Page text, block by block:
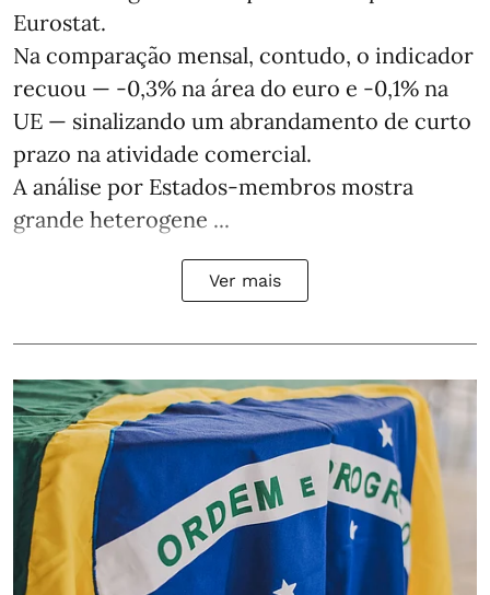
Eurostat.
Na comparação mensal, contudo, o indicador
recuou — -0,3% na área do euro e -0,1% na
UE — sinalizando um abrandamento de curto
prazo na atividade comercial.
A análise por Estados‑membros mostra
grande heterogene ...
Ver mais